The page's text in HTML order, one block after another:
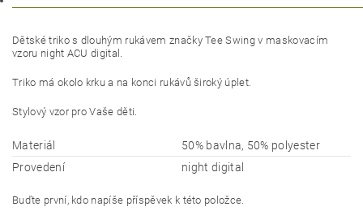
Dětské triko s dlouhým rukávem značky Tee Swing v maskovacím
vzoru night ACU digital.
Triko má okolo krku a na konci rukávů široký úplet.
Stylový vzor pro Vaše děti.
Materiál
50% bavlna, 50% polyester
Provedení
night digital
Buďte první, kdo napíše příspěvek k této položce.